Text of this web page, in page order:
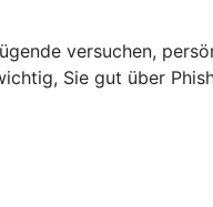
versuchen,
Sie gut über